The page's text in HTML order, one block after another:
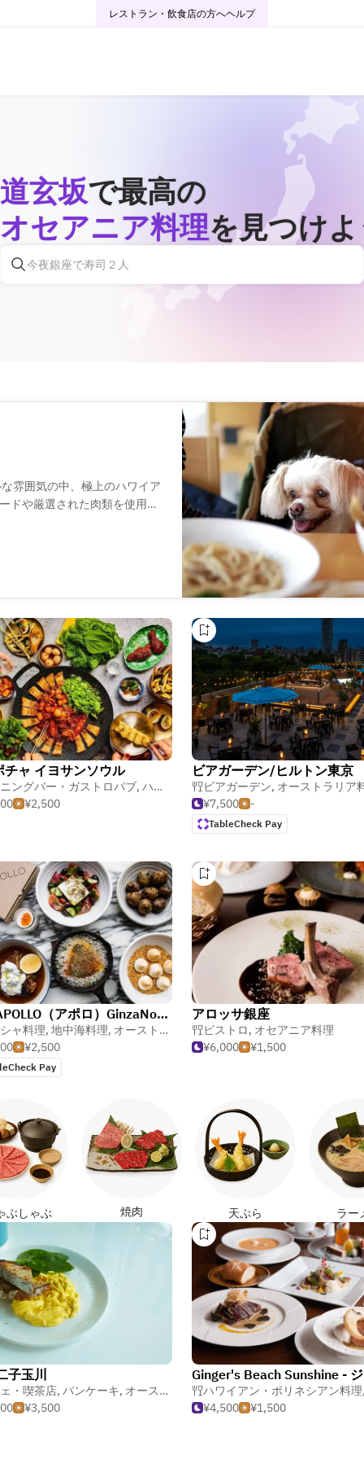
レストラン・飲食店の方へヘルプ
道玄坂で最高の
オセアニア料理を見つけ
雰囲気の中、極上のハワイア
ドや厳選された肉類を使用し
チャ イヨサンソウル
ングバー・ガストロパブ, ハワイアン・ポリネシアン料理 ,カフェ・
¥2,500
ビアガーデン/ヒルトン東京
ビアガーデン, オーストラリア
¥7,500
-
TableCheck Pay
鍋物
THE APOLLO（アポロ）GinzaNovo 11F
ャ料理, 地中海料理, オーストラリア料理
¥2,500
Pay
アロッサ銀座
ビストロ, オセアニア料理
¥6,000
¥1,500
ぶしゃぶ 焼肉 天ぷら ラー
子玉川
・喫茶店, パンケーキ, オーストラリア料理
¥3,500
ハワイアン・ポリネシアン料理
¥4,500
¥1,500